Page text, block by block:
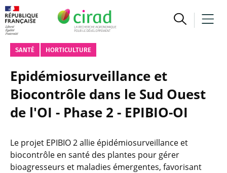
SANTÉ HORTICULTURE
Epidémiosurveillance et
Biocontrôle dans le Sud Ouest
de l'OI - Phase 2 - EPIBIO-OI
Le projet EPIBIO 2 allie épidémiosurveillance et
biocontrôle en santé des plantes pour gérer
bioagresseurs et maladies émergentes, favorisant